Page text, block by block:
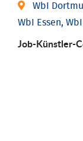
WbI
WbI Essen,
Job-Künstler-